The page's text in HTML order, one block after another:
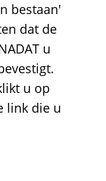
bestaan'
dat de
u
u op
link die u